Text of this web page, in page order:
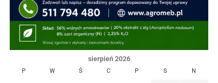
sierpień 2026
P W Ś C P S N